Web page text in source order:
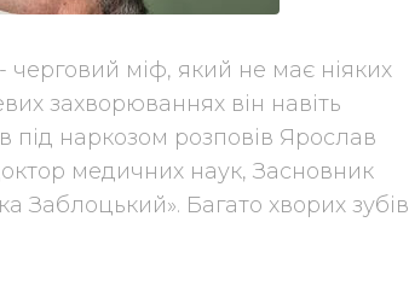
черговий міф, який не має ніяких
захворюваннях він навіть
під наркозом розповів Ярослав
медичних наук, Засновник
Заблоцький». Багато хворих зубів